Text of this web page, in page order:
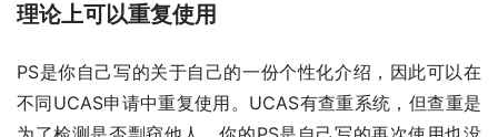
理论上可以重复使用
PS是你自己写的关于自己的一份个性化介绍，因此可以在
不同UCAS申请中重复使用。UCAS有查重系统，但查重是